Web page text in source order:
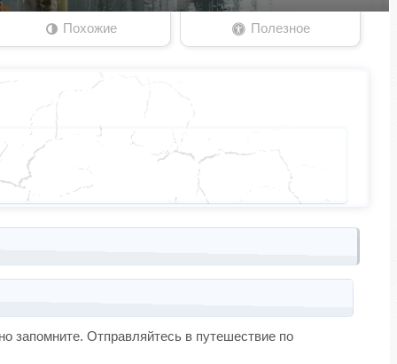
Похожие Полезное
запомните. Отправляйтесь в путешествие по